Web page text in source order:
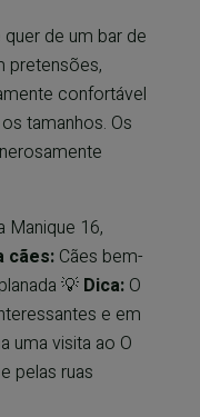
de um bar de
pretensões,
confortável
tamanhos. Os
Manique 16,
cães: Cães bem-
💡 Dica: O
e em
uma visita ao O
pelas ruas